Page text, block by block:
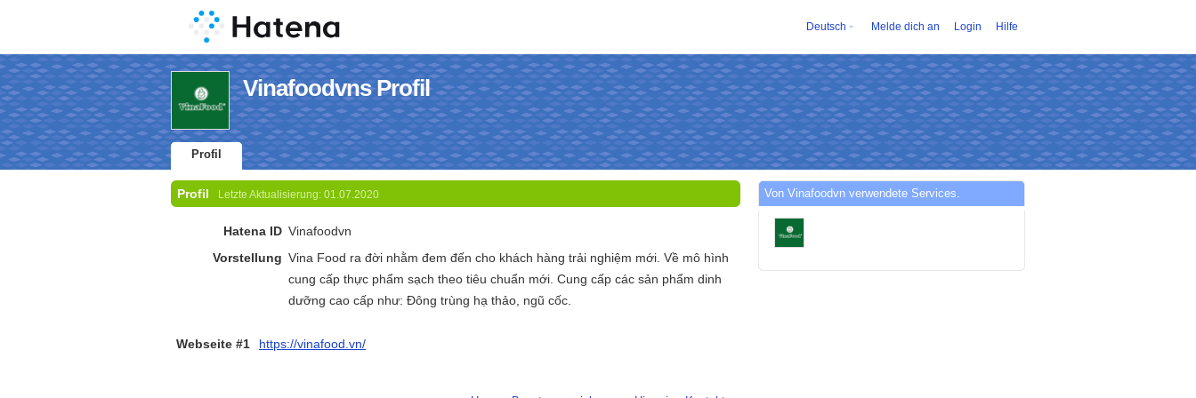
Deutsch Melde dich an Login Hilfe
Vinafoodvns Profil
Profil
Profil Letzte Aktualisierung: 01.07.2020
Hatena ID Vinafoodvn
Vorstellung Vina Food ra đời nhằm đem đến cho khách hàng trải nghiệm mới. Về mô hình
cung cấp thực phẩm sạch theo tiêu chuẩn mới. Cung cấp các sản phẩm dinh
dưỡng cao cấp như: Đông trùng hạ thảo, ngũ cốc.
Webseite #1 https://vinafood.vn/
Von Vinafoodvn verwendete Services.